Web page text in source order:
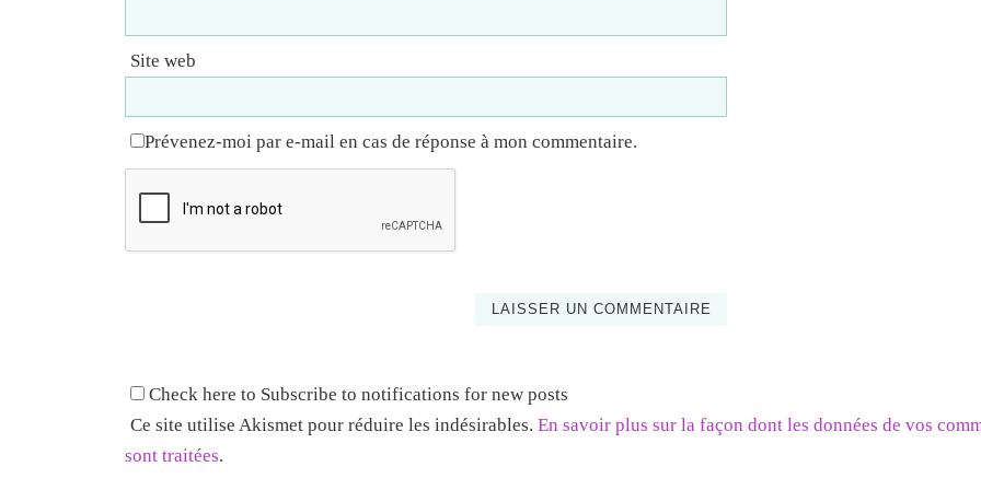
Site web
Prévenez-moi par e-mail en cas de réponse à mon commentaire.
Check here to Subscribe to notifications for new posts
Ce site utilise Akismet pour réduire les indésirables. En savoir plus sur la façon dont les données de vos
sont traitées.